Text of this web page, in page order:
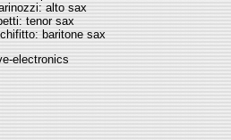
alto sax
tenor sax
baritone sax
electronics